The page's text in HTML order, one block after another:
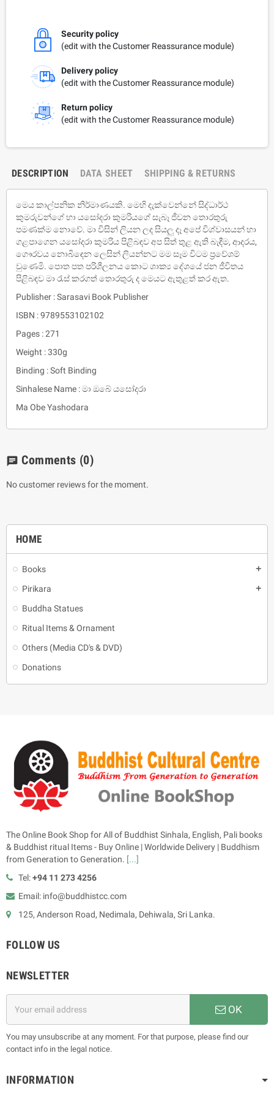
HOME
Books add
Pirikara add
Buddha Statues
Ritual Items & Ornament
Others (Media CD's & DVD)
Donations
Security policy
(edit with the Customer Reassurance module)
Delivery policy
(edit with the Customer Reassurance module)
Return policy
(edit with the Customer Reassurance module)
DESCRIPTION DATA SHEET SHIPPING & RETURNS
මෙය කාල්පනික නිර්මාණයකි. මෙහි දැක්වෙන්නේ සිද්ධාර්ථ
කුමරුවන්ගේ හා යසෝදරා කුමරියගේ සැබෑ ජීවන තොරතුරු
පමණක්ම නොවේ. මා විසින් ලියන ලද සියලු දෑ අපේ විශ්වාසයන් හා
ගළපාගෙන යසෝදරා කුමරිය පිළිබඳව අප සිත් තුළ ඇති බැඳීම, ආදරය,
ගෞරවය නොබිඳෙන ලෙසින් ලියන්නට මම සෑම විටම ප්‍රවේශම්
වුණෙමි. පොත පත පරිශීලනය කොට ශාක්‍ය දේශයේ ජන ජීවිතය
පිළිබඳව මා රැස් කරගත් තොරතුරු ද මෙයට ඇතුළත් කර ඇත.
Publisher : Sarasavi Book Publisher
ISBN : 9789553102102
Pages : 271
Weight : 330g
Binding : Soft Binding
Sinhalese Name : මා ඔබේ යසෝදරා
Ma Obe Yashodara
chat Comments (0)
No customer reviews for the moment.
The Online Book Shop for All of Buddhist Sinhala, English, Pali books
& Buddhist ritual Items - Buy Online | Worldwide Delivery | Buddhism
from Generation to Generation. [...]
Tel:+94 11 273 4256
Email: info@buddhistcc.com
125, Anderson Road, Nedimala, Dehiwala, Sri Lanka.
FOLLOW US
NEWSLETTER
OK
You may unsubscribe at any moment. For that purpose, please find our
contact info in the legal notice.
INFORMATION